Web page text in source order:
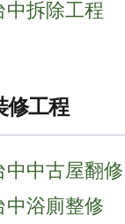
中拆除工程
修工程
中中古屋翻修
中浴廁整修